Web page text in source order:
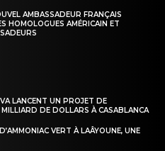
AMBASSADEUR FRANÇAIS
HOMOLOGUES AMÉRICAIN ET
LANCENT UN PROJET DE
DE DOLLARS À CASABLANCA
VERT À LAÂYOUNE, UNE